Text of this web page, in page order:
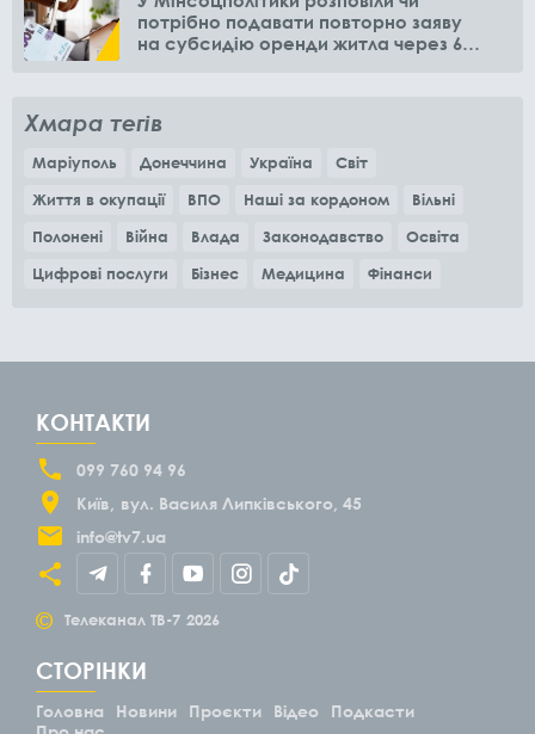
потрібно подавати повторно заяву
на субсидію оренди житла через 6
Хмара тегів
Маріуполь Донеччина Україна
Світ
Життя в окупації
ВПО Наші за кордоном
Вільні
Полонені
Війна Влада Законодавство
Освіта
Цифрові послуги
Бізнес Медицина Фінанси
КОНТАКТИ
099 760 94 96
Київ
вул. Василя Липківського, 45
info@tv7.ua
© Телеканал ТВ-7 2026
СТОРІНКИ
Головна Новини Проєкти Відео
Подкасти